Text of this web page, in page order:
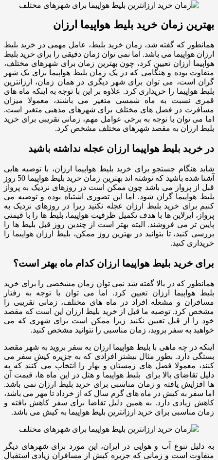
بهترین زمان خرید بلیط هواپیما ارزان
همانطور که گفته شد، زمان خرید بلیط، عامل مهمی در خرید بلیط
ارزان هواپیما می باشد. اما نمی توان زمان دقیقی را برای خرید بلیط
هواپیما ارزان تعیین کرد، چون بهترین زمان برای شهرهای مختلف،
متفاوت بوده و هنگامی که در یک زمان بلیط هواپیما برای یک شهر
گران است، می توان برای شهر دیگری در همان زمان، ارزانترین
بلیط هواپیما را خریداری کرد. علاوه بر این با توجه به اینکه ماه های
قمری نسبت به ماه شمسی متغیر می باشند، معمولا میزان
مسافرت در فصل های مختلف برای شهرهای مذهبی متغیر است.
اما می توان با توجه به برخی عوامل مهم، زمانی تقریبی برای خرید
بلیط ارزان به مقصد شهرهای مختلف مشخص کرد.
در خرید بلیط هواپیما ارزان عجله نداشته باشید
شاید هنگام جستجو برای خرید بلیط هواپیما ارزان، با توصیه هایی
آشنا شده باشید که نوشته اند بهترین زمان خرید بلیط هواپیما 50 روز
قبل از پرواز می باشد چون ممکن است در روزهای نزدیک به پرواز
بلیط هواپیما گران شود. اما این تصوری اشتباه بوده و توصیه می
کنیم برای خرید بلیط ارزان عجله نکنید زیرا در روزهای نزدیک به
پرواز، ایرلاین ها با هدف تکمیل ظرفیت هواپیما، بلیط ها را با قیمتی
پایین تر می فروشند. البته بهتر است از چندین روز قبل بلیط ها را
بررسی کنید، تا بتوانید در بهترین روز ممکن، بلیط ارزان هواپیما را
خریداری کنید.
برای خرید بلیط هواپیما ارزان کدام ماه بهتر است؟
همانطور که در بالا گفته شد نمی توان زمان مشخصی را برای خرید
بلیط هواپیما ارزان تعیین کرد. اما می توان با توجه به رفتار
مسافران و مشغله افراد در ماه های مختلف، زمانی تقریبی را
مشخص کرد. توصیه ما قبل از خرید بلیط ارزان این است که مقصد
خود را از قبل تعیین نکنید زیرا ممکن است برای شهری که می
خواهید به سفر بروید، زمان مناسبی را نتوانید مشخص کنید.
اینکه در چه ماهی با بلیط هواپیما ارزان به سفر بروید به شهر مقصد
بستگی دارد. بطور مثال بیشتر افرادی که به جزیره کیش سفر می
کنند، معمولا فصل های زمستان و بهار را انتخاب می کنند که به
دلیل تقاضای بالا برای بلیط هواپیما و هتل در این ماه ها، قیمت آن
ها افزایش یافته و زمان مناسبی برای خرید بلیط ارزان نمی باشد.
اما سفر به کیش در ماه های گرم سال که از خرداد تا مهر می باشد،
کاهش زیادی دارد. به همین دلیل تقاضا برای سفر کاهش یافته و
زمان مناسبی برای خرید ارزانترین بلیط هواپیما به کیش می باشد.
به دلیل تنوع آب و هوایی در ایران، این مورد برای شهرهای دیگر
متفاوت است و زمانی که جزیره کیش از مسافران زیادی استقبال